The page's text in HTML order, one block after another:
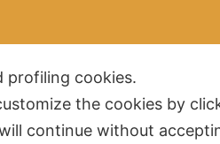
profiling cookies.
the cookies by
continue without